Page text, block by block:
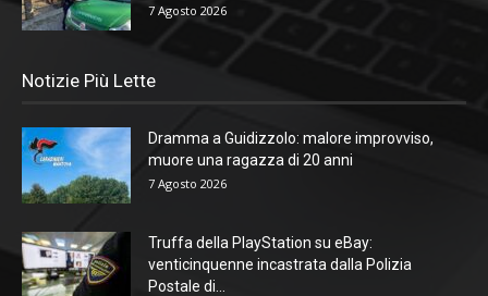
7 Agosto 2026
Notizie Più Lette
Dramma a Guidizzolo: malore improvviso,
muore una ragazza di 20 anni
7 Agosto 2026
Truffa della PlayStation su eBay:
venticinquenne incastrata dalla Polizia
Postale di...